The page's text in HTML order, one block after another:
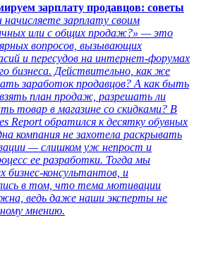
зарплату продавцов: советы
начисляете зарплату своим
или с общих продаж?» — это
вопросов, вызывающих
и пересудов на интернет-форумах
бизнеса. Действительно, как же
заработок продавцов? А как быть
план продаж, разрешать ли
товар в магазине со скидками? В
Report обратился к десятку обувных
компания не захотела раскрывать
— слишком уж непрост и
ее разработки. Тогда мы
бизнес-консультантов, и
в том, что тема мотивации
ведь даже наши эксперты не
мнению.